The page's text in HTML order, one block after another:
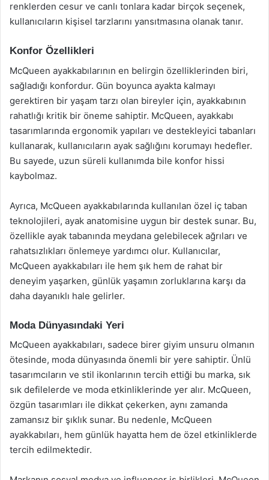
renklerden cesur ve canlı tonlara kadar birçok seçenek,
kullanıcıların kişisel tarzlarını yansıtmasına olanak tanır.
Konfor Özellikleri
McQueen ayakkabılarının en belirgin özelliklerinden biri,
sağladığı konfordur. Gün boyunca ayakta kalmayı
gerektiren bir yaşam tarzı olan bireyler için, ayakkabının
rahatlığı kritik bir öneme sahiptir. McQueen, ayakkabı
tasarımlarında ergonomik yapıları ve destekleyici tabanları
kullanarak, kullanıcıların ayak sağlığını korumayı hedefler.
Bu sayede, uzun süreli kullanımda bile konfor hissi
kaybolmaz.
Ayrıca, McQueen ayakkabılarında kullanılan özel iç taban
teknolojileri, ayak anatomisine uygun bir destek sunar. Bu,
özellikle ayak tabanında meydana gelebilecek ağrıları ve
rahatsızlıkları önlemeye yardımcı olur. Kullanıcılar,
McQueen ayakkabıları ile hem şık hem de rahat bir
deneyim yaşarken, günlük yaşamın zorluklarına karşı da
daha dayanıklı hale gelirler.
Moda Dünyasındaki Yeri
McQueen ayakkabıları, sadece birer giyim unsuru olmanın
ötesinde, moda dünyasında önemli bir yere sahiptir. Ünlü
tasarımcıların ve stil ikonlarının tercih ettiği bu marka, sık
sık defilelerde ve moda etkinliklerinde yer alır. McQueen,
özgün tasarımları ile dikkat çekerken, aynı zamanda
zamansız bir şıklık sunar. Bu nedenle, McQueen
ayakkabıları, hem günlük hayatta hem de özel etkinliklerde
tercih edilmektedir.